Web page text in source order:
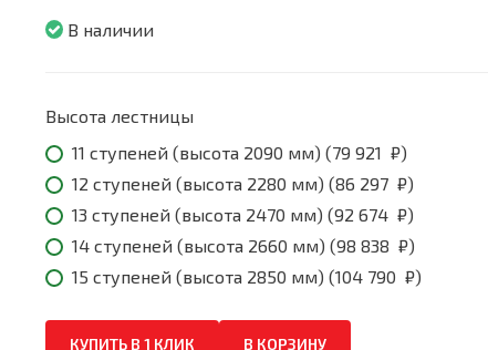
₽
В наличии
Высота лестницы
11 ступеней (высота 2090 мм) (79 921 ₽)
12 ступеней (высота 2280 мм) (86 297 ₽)
13 ступеней (высота 2470 мм) (92 674 ₽)
14 ступеней (высота 2660 мм) (98 838 ₽)
15 ступеней (высота 2850 мм) (104 790 ₽)
КУПИТЬ В 1 КЛИК В КОРЗИНУ